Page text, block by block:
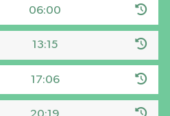
06:00
13:15
17:06